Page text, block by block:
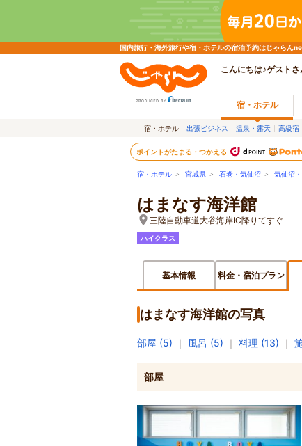
国内旅行・海外旅行や宿・ホテルの宿泊予約はじゃらん
こんにちは♪ゲストさ
宿・ホテル
宿・ホテル 出張ビジネス 温泉・露天 高級宿
ポイントがたまる・つかえる
宿・ホテル > 宮城県 > 石巻・気仙沼 > 気仙沼
はまなす海洋館
三陸自動車道大谷海岸IC降りてすぐ
ハイクラス
基本情報 料金・宿泊プラン
はまなす海洋館の写真
部屋 (5) ｜ 風呂 (5) ｜ 料理 (13) ｜
部屋